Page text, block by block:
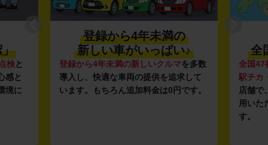
」
検と
感と
境に
登録から4年未満の
新しい車がいっぱい♪
登録から4年未満の新しいクルマを多数
導入し、快適な車両の提供を追求して
います。もちろん追加料金は0円です。
全
全国47
駅チカ
店舗で
用いた
す。